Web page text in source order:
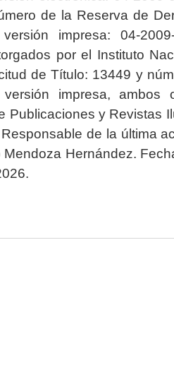
de la Reserva de
impresa: 04-2009-
por el Instituto
de Título: 13449 y
impresa, ambos
Publicaciones y Revistas
de la última
Mendoza Hernández.